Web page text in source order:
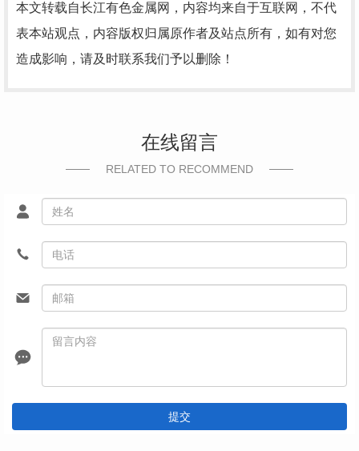
本文转载自长江有色金属网，内容均来自于互联网，不代
表本站观点，内容版权归属原作者及站点所有，如有对您
造成影响，请及时联系我们予以删除！
在线留言
RELATED TO RECOMMEND
提交